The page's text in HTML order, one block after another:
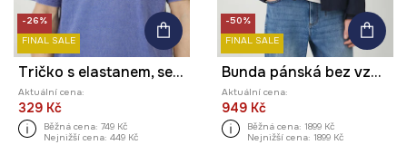
-26%
FINAL SALE
Tričko s elastanem, se sepraným efektem modrá barva
Aktuální cena:
329 Kč
Běžná cena: 749 Kč
Nejnižší cena: 449 Kč
-50%
FINAL SALE
Bunda pánská bez vzoru tmavomodrá barva
Aktuální cena:
949 Kč
Běžná cena: 1899 Kč
Nejnižší cena: 1899 Kč